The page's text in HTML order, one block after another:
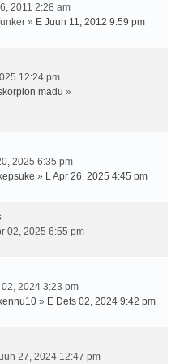
2011 2:28 am
» E Juun 11, 2012 9:59 pm
12:24 pm
madu »
2025 6:35 pm
kepsuke » L Apr 26, 2025 4:45 pm
02, 2025 6:55 pm
2024 3:23 pm
kennu10 » E Dets 02, 2024 9:42 pm
27, 2024 12:47 pm